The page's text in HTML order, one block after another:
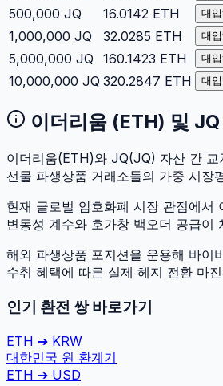
500,000 JQ 16.0142 ETH 대
1,000,000 JQ 32.0285 ETH 대
5,000,000 JQ 160.1423 ETH 대
10,000,000 JQ 320.2847 ETH 대
이더리움 (ETH) 및 JQ
이더리움(ETH)와 JQ(JQ) 자산 간
선물 파생상품 거래소들의 가중 시장
현재 글로벌 암호화폐 시장 관점에서
변동성 계수와 호가창 백오더 공급
해외 파생상품 포지션을 운용해 바
수취 혜택에 따른 실제 헤지 전환 마
인기 환전 쌍 바로가기
ETH ➔ KRW
대한민국 원 환계기
ETH ➔ USD